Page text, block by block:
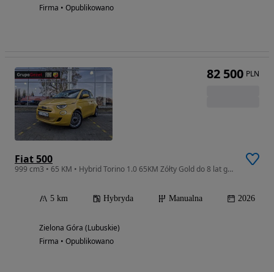
Firma • Opublikowano
Fiat 500
999 cm3 • 65 KM • Hybrid Torino 1.0 65KM Zółty Gold do 8 lat gwarancji
5 km Hybryda Manualna 2026
Zielona Góra (Lubuskie)
Firma • Opublikowano
82 500 PLN